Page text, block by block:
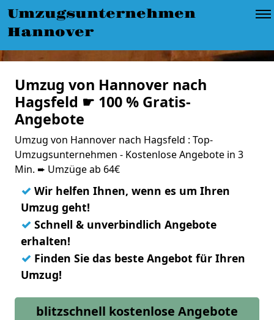
Umzugsunternehmen
Hannover
Umzug von Hannover nach
Hagsfeld ☛ 100 % Gratis-
Angebote
Umzug von Hannover nach Hagsfeld : Top-
Umzugsunternehmen - Kostenlose Angebote in 3
Min. ➨ Umzüge ab 64€
✓ Wir helfen Ihnen, wenn es um Ihren
Umzug geht!
✓ Schnell & unverbindlich Angebote
erhalten!
✓ Finden Sie das beste Angebot für Ihren
Umzug!
blitzschnell kostenlose Angebote